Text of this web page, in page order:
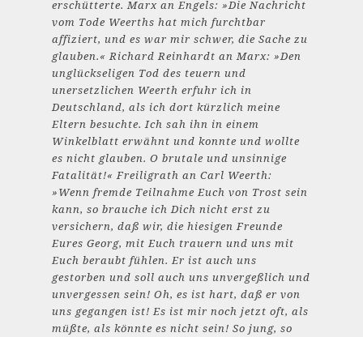
erschütterte. Marx an Engels: »Die Nachricht
vom Tode Weerths hat mich furchtbar
affiziert, und es war mir schwer, die Sache zu
glauben.« Richard Reinhardt an Marx: »Den
unglückseligen Tod des teuern und
unersetzlichen Weerth erfuhr ich in
Deutschland, als ich dort kürzlich meine
Eltern besuchte. Ich sah ihn in einem
Winkelblatt erwähnt und konnte und wollte
es nicht glauben. O brutale und unsinnige
Fatalität!« Freiligrath an Carl Weerth:
»Wenn fremde Teilnahme Euch von Trost sein
kann, so brauche ich Dich nicht erst zu
versichern, daß wir, die hiesigen Freunde
Eures Georg, mit Euch trauern und uns mit
Euch beraubt fühlen. Er ist auch uns
gestorben und soll auch uns unvergeßlich und
unvergessen sein! Oh, es ist hart, daß er von
uns gegangen ist! Es ist mir noch jetzt oft, als
müßte, als könnte es nicht sein! So jung, so